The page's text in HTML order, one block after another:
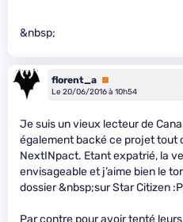
&nbsp;
florent_a Premium
Le 20/06/2016 à 10h54
Je suis un vieux lecteur de
également backé ce projet tout
NextINpact. Etant expatrié, la
envisageable et j’aime bien le
dossier &nbsp;sur Star Citizen